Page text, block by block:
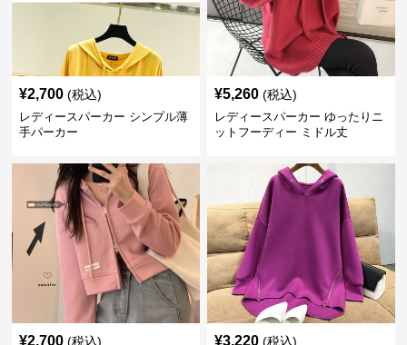
¥2,700 (税込)
レディースパーカー シンプル薄
手パーカー
¥5,260 (税込)
レディースパーカー ゆったりニ
ットフーディー ミドル丈
¥2,700 (税込) ¥3,220 (税込)